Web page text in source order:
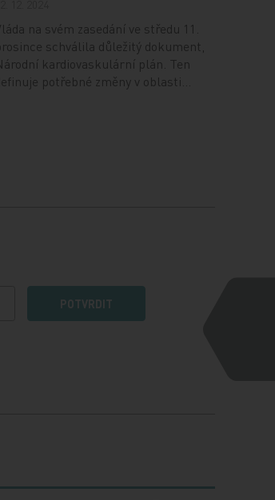
na svém zasedání ve středu 11.
schválila důležitý dokument,
kardiovaskulární plán. Ten
potřebné změny v oblasti…
POTVRDIT